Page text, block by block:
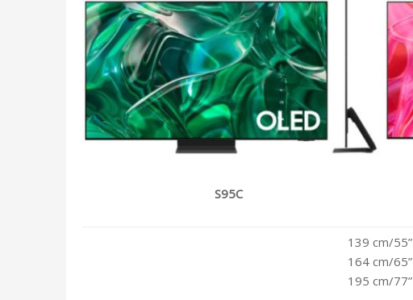
S95C
139 cm/55”
164 cm/65”
195 cm/77”